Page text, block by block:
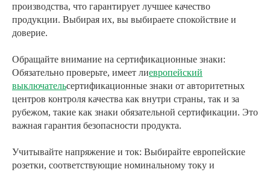
производства, что гарантирует лучшее качество
продукции. Выбирая их, вы выбираете спокойствие и
доверие.
Обращайте внимание на сертификационные знаки:
Обязательно проверьте, имеет лиевропейский
выключательсертификационные знаки от авторитетных
центров контроля качества как внутри страны, так и за
рубежом, такие как знаки обязательной сертификации. Это
важная гарантия безопасности продукта.
Учитывайте напряжение и ток: Выбирайте европейские
розетки, соответствующие номинальному току и